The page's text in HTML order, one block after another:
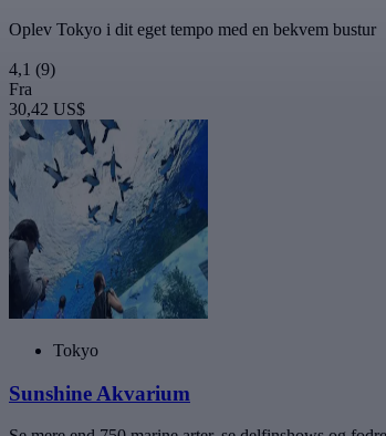
Oplev Tokyo i dit eget tempo med en bekvem bustur
4,1 (9)
Fra
30,42 US$
Tokyo
Sunshine Akvarium